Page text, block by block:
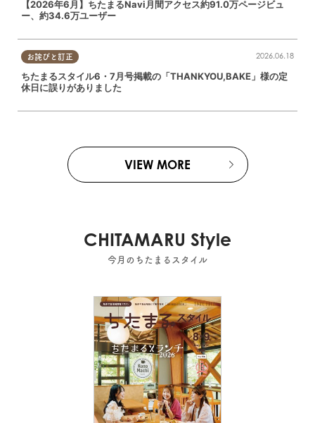
【2026年6月】ちたまるNavi月間アクセス約91.0万ページビュ
ー、約34.6万ユーザー
お詫びと訂正 2026.06.18
ちたまるスタイル6・7月号掲載の「THANKYOU,BAKE」様の定
休日に誤りがありました
VIEW MORE
CHITAMARU Style
今月のちたまるスタイル